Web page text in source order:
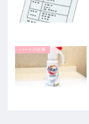
パートの仕事